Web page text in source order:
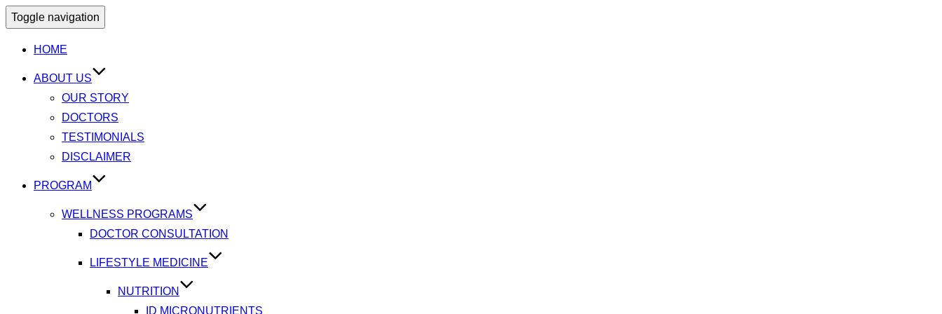
Toggle navigation
HOME
ABOUT US
OUR STORY
DOCTORS
TESTIMONIALS
DISCLAIMER
PROGRAM
WELLNESS PROGRAMS
DOCTOR CONSULTATION
LIFESTYLE MEDICINE
NUTRITION
ID MICRONUTRIENTS